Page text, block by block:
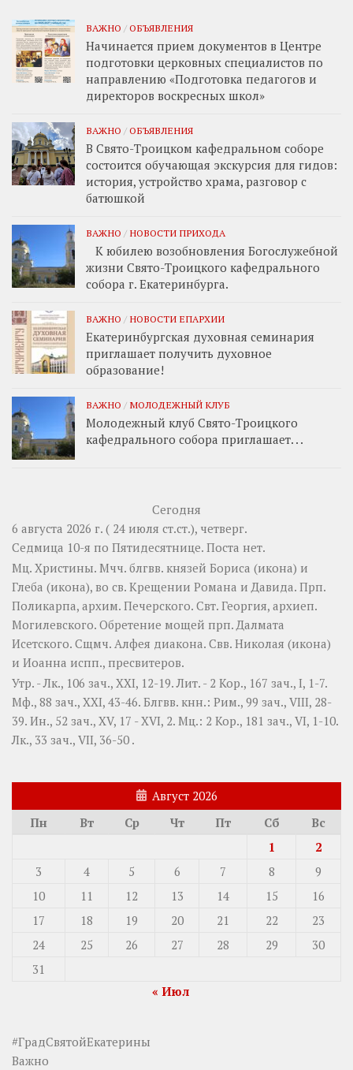
ВАЖНО / ОБЪЯВЛЕНИЯ
Начинается прием документов в Центре
подготовки церковных специалистов по
направлению «Подготовка педагогов и
директоров воскресных школ»
ВАЖНО / ОБЪЯВЛЕНИЯ
В Свято-Троицком кафедральном соборе
состоится обучающая экскурсия для гидов:
история, устройство храма, разговор с
батюшкой
ВАЖНО / НОВОСТИ ПРИХОДА
К юбилею возобновления Богослужебной
жизни Свято-Троицкого кафедрального
собора г. Екатеринбурга.
ВАЖНО / НОВОСТИ ЕПАРХИИ
Екатеринбургская духовная семинария
приглашает получить духовное
образование!
ВАЖНО / МОЛОДЕЖНЫЙ КЛУБ
Молодежный клуб Свято-Троицкого
кафедрального собора приглашает. . .
Сегодня
6 августа 2026 г. ( 24 июля ст.ст.), четверг.
Седмица 10-я по Пятидесятнице. Поста нет.
Мц. Христины. Мчч. блгвв. князей Бориса (икона) и
Глеба (икона), во св. Крещении Романа и Давида. Прп.
Поликарпа, архим. Печерского. Свт. Георгия, архиеп.
Могилевского. Обретение мощей прп.Далмата
Исетского. Сщмч. Алфея диакона. Свв. Николая (икона)
и Иоанна испп., пресвитеров.
Утр. -Лк., 106 зач., XXI, 12-19.Лит. - 2 Кор., 167 зач., I, 1-7.
Мф., 88 зач., XXI, 43-46. Блгвв. кнн.: Рим., 99 зач., VIII, 28-
39. Ин., 52 зач., XV, 17 - XVI, 2. Мц.: 2 Кор., 181 зач., VI, 1-10.
Лк., 33 зач., VII, 36-50 .
Август 2026
Пн
Вт Ср Чт Пт Сб
Вс
1
2
3
4 5 6 7 8
9
10
11 12 13 14 15
16
17
18 19 20 21 22
23
24
25 26 27 28 29
30
31
« Июл
#ГрадСвятойЕкатерины
Важно